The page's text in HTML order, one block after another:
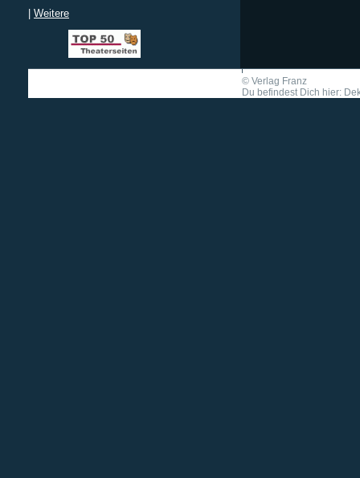
| Weitere
© Verlag Franz
Du befindest Dich hier: